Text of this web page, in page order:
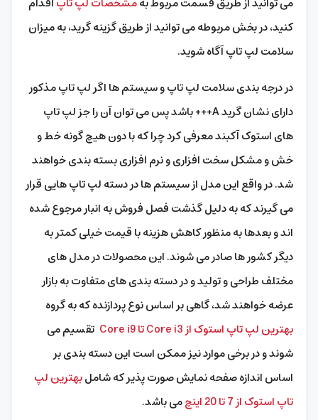
کنید، در بخش مربوطه می توانید از طریق گزینه گرید، به میزان
سلامت لپ تاپ آگاه شوید.
در درجه بندی سلامت لپ تاپ و سیستم ها اگر لپ تاپ مذکور
دارای نشان گرید A+++ باشد پس می توان آن را جز لپ تاپ
های استوک آکبند معرفی کرد چرا که با دون هیچ گونه خط و
خش و مشکل سخت افزاری و نرم افزاری بسته بندی خواهند
شد. در واقع این مدل از سیستم ها در دسته لپ تاپ هایی قرار
می گیرند که به دلیل گذشت فصل فروش به انبار مرجوع شده
اند و بعدها به منظور کاهش هزینه با قیمت خیلی کمتر به
دیگر کشور ها صادر می شوند. این محصولات در مدل های
مختلف طراحی و تولید و در دسته بندی های متفاوت به بازار
عرضه خواهند شد، گاهی بر اساس نوع پردازنده که به گروه
بهترین لپ تاپ استوک از Core i3 تا Core i9
تقسیم می
شوند و در برخی موارد نیز ممکن است این دسته بندی بر
اساس اندازه صفحه نمایش صورت پذیر که شاملبهترین لپ
تاپ استوک از 7 تا 20 اینچ
می باشد.